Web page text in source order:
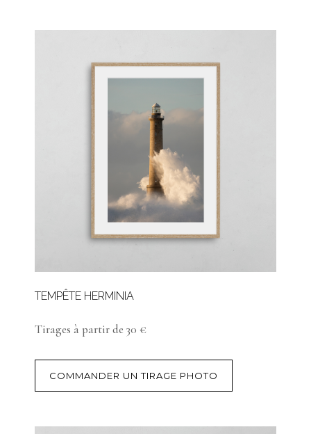
TEMPÊTE HERMINIA
Tirages à partir de 30 €
COMMANDER UN TIRAGE PHOTO